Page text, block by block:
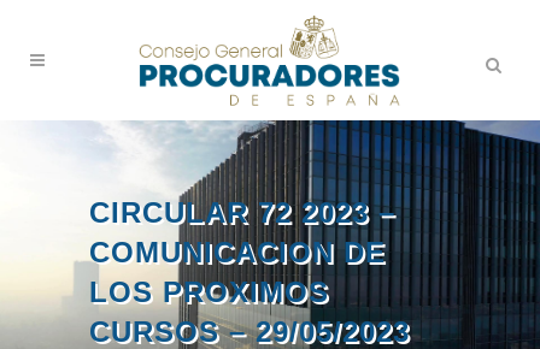
CIRCULAR 72 2023 –
COMUNICACION DE
LOS PROXIMOS
CURSOS – 29/05/2023